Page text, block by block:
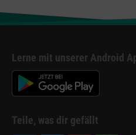
Lerne mit unserer Android
Teile, was dir gefällt